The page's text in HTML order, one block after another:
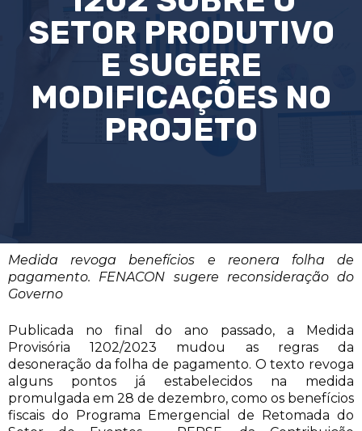
SETOR PRODUTIVO
E SUGERE
MODIFICAÇÕES NO
PROJETO
Medida revoga benefícios e reonera folha de
pagamento. FENACON sugere reconsideração do
Governo
Publicada no final do ano passado, a Medida
Provisória 1202/2023 mudou as regras da
desoneração da folha de pagamento. O texto revoga
alguns pontos já estabelecidos na medida
promulgada em 28 de dezembro, como os benefícios
fiscais do Programa Emergencial de Retomada do